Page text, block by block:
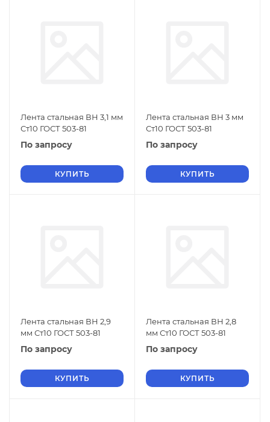
Лента стальная ВН 3,1 мм
Ст10 ГОСТ 503-81
По запросу
КУПИТЬ
Лента стальная ВН 3 мм
Ст10 ГОСТ 503-81
По запросу
КУПИТЬ
Лента стальная ВН 2,9
мм Ст10 ГОСТ 503-81
По запросу
КУПИТЬ
Лента стальная ВН 2,8
мм Ст10 ГОСТ 503-81
По запросу
КУПИТЬ